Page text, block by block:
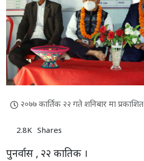
२०७७ कार्तिक २२ गते शनिबार मा प्रकाशित
2.8K Shares
पुनर्वास , २२ कातिक ।